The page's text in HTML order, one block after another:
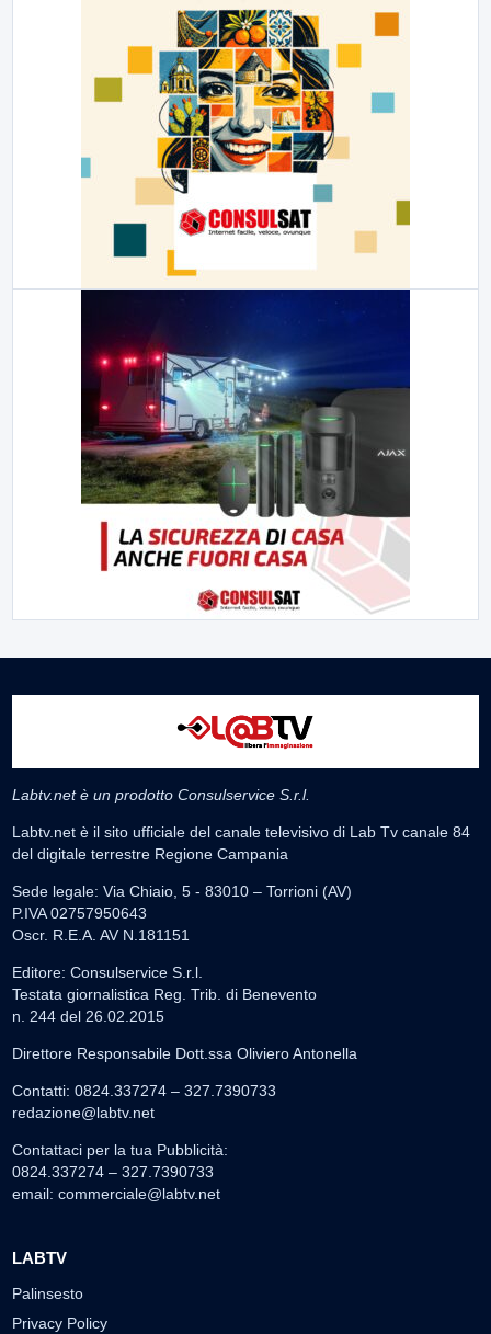
Labtv.net è un prodotto Consulservice S.r.l.
Labtv.net è il sito ufficiale del canale televisivo di Lab Tv canale 84
del digitale terrestre Regione Campania
Sede legale: Via Chiaio, 5 - 83010 – Torrioni (AV)
P.IVA 02757950643
Oscr. R.E.A. AV N.181151
Editore: Consulservice S.r.l.
Testata giornalistica Reg. Trib. di Benevento
n. 244 del 26.02.2015
Direttore Responsabile Dott.ssa Oliviero Antonella
Contatti: 0824.337274 – 327.7390733
redazione@labtv.net
Contattaci per la tua Pubblicità:
0824.337274 – 327.7390733
email: commerciale@labtv.net
LABTV
Palinsesto
Privacy Policy